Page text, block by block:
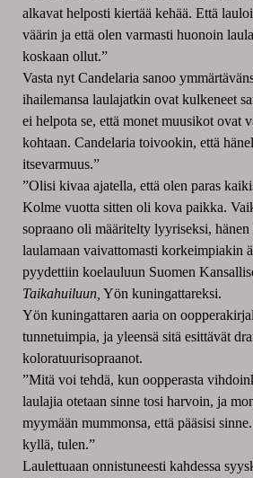
alkavat helposti kiertää kehää. Että
väärin ja että olen varmasti huonoin
koskaan ollut.”
Vasta nyt Candelaria sanoo
ihailemansa laulajatkin ovat kulkeneet
ei helpota se, että monet muusikot ovat
kohtaan. Candelaria toivookin, että
itsevarmuus.”
”Olisi kivaa ajatella, että olen paras
Kolme vuotta sitten oli kova paikka.
sopraano oli määritelty lyyriseksi,
laulamaan vaivattomasti korkeimpiakin
pyydettiin koelauluun Suomen
Taikahuiluun, Yön kuningattareksi.
Yön kuningattaren aaria on
tunnetuimpia, ja yleensä sitä esittävät
koloratuurisopraanot.
”Mitä voi tehdä, kun oopperasta
laulajia otetaan sinne tosi harvoin, ja
myymään mummonsa, että pääsisi
kyllä, tulen.”
Laulettuaan onnistuneesti kahdessa